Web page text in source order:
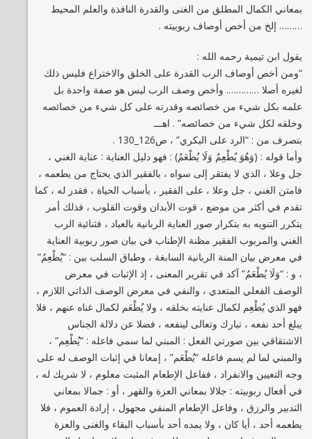
بمعاني الكمال المطلق من الغنى والقدرة النافذة والعلم المحيط
……… إلخ من أخص أوصاف ربوبيته .
يقول ابن تيمية رحمه الله :
“ومن أخص أوصاف الرب القدرة على الخلق والاختراع فليس ذلك
لغيره أصلا …………. وأخص وصف الرب ليس هو صفة واحدة بل
علمه بكل شيء من خصائصه وقدرته على كل شيء من خصائصه
وخلقه لكل شيء من خصائصه” . اهـــ
بتصرف من : “الرد على البكري” ، ص126_130 .
وأما قوله : (وَهُوَ يُطْعِمُ وَلَا يُطْعَمُ) : فهو دليل العناية : عناية الغني ،
جل وعلا ، الذي لا يفتقر إلى سواه ، بالفقير الذي يحتاج من يطعمه ،
فامتن الغني ، جل وعلا ، على الفقير ، بأسباب الحياة ، فقدر له ، كما
تقدم في أكثر من موضع ، قوت الأبدان وقوت القلوب ، فذلك أمر
يتكرر التنويه به بتكرار صور العناية الربانية بالعباد ، فثنائية الرب
الغني والمربوب الفقير مظنة الإطناب في بيان صور ربوبية العناية
في معرض بيان المنة الربانية السابغة ، وطباق السلب بين : “يُطْعِمُ”
، و : “وَلَا يُطْعَمُ” آكد في تقرير المعنى ، إذ الإثبات في معرض
الوصف الفعلي المتعدي ، والنفي في معرض الوصف الذاتي اللازم ،
فهو الذي يُطْعِم لكمال عنايته بخلقه ، ولا يُطْعَم لكمال غناه عنهم ، فلا
يبلغ أحد نفعه ، تبارك وتعالى لينفعه ، فضلا عن دلالة الجناس
الاشتقاقي بين صورتي الفعل : المبني لما سمي فاعله : “يُطْعِم” ،
والمبني لما لم يسم فاعله “يُطْعَم” ، إمعانا في إثبات الوصف له على
وجه التعيين والانفراد ، ففاعل الإطعام المثبت معلوم ، لا شريك له ،
في أفعال ربوبيته : جلالا بمعاني العزة والقهر ، أو : جمالا بمعاني
التدبير والرزق ، وفاعل الإطعام المنفي مجهول ، إرادة العموم ، فلا
يطعمه أحد ، أيا كان ، ولا يمده أحد بأسباب البقاء والغنى والعزة